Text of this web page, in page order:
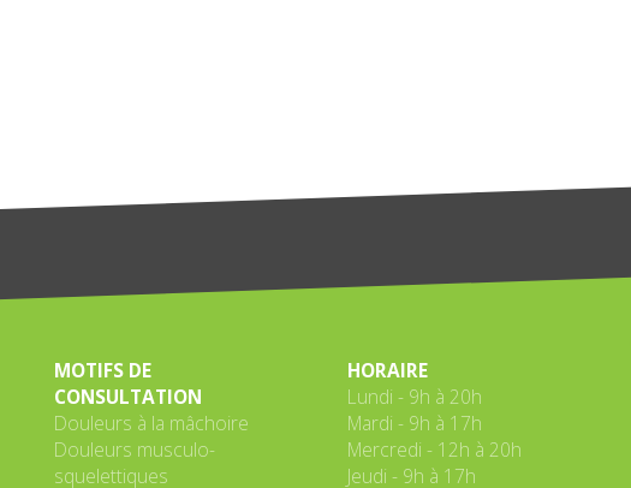
MOTIFS DE
CONSULTATION
Douleurs à la mâchoire
Douleurs musculo-
squelettiques
HORAIRE
Lundi - 9h à 20h
Mardi - 9h à 17h
Mercredi - 12h à 20h
Jeudi - 9h à 17h